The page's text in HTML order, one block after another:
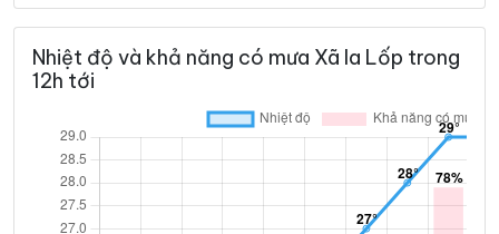
Nhiệt độ và khả năng có mưa Xã Ia Lốp trong
12h tới